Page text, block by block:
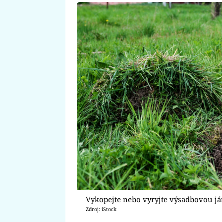
Vykopejte nebo vyryjte výsadbovou
Zdroj: iStock